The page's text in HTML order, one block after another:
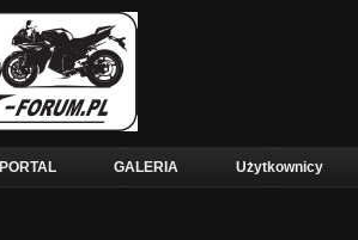
PORTAL GALERIA Użytkownicy